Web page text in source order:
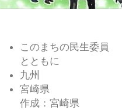
このまちの民生委員
とともに
九州
宮崎県
作成：宮崎県